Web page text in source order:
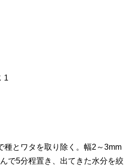
1
種とワタを取り除く。幅2～3mm
で5分程置き、出てきた水分を絞